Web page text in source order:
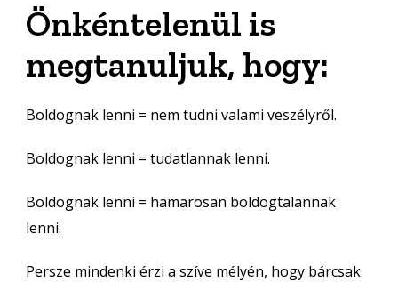
Önkéntelenül is
megtanuljuk, hogy:
Boldognak lenni = nem tudni valami veszélyről.
Boldognak lenni = tudatlannak lenni.
Boldognak lenni = hamarosan boldogtalannak
lenni.
Persze mindenki érzi a szíve mélyén, hogy bárcsak